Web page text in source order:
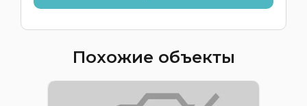
Похожие объекты